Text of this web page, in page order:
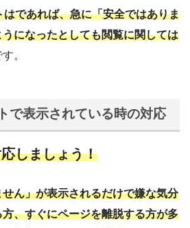
であれば、急に「安全ではありま
になったとしても閲覧に関しては
。
で表示されている時の対応
しましょう！
ん」が表示されるだけで嫌な気分
、すぐにページを離脱する方が多